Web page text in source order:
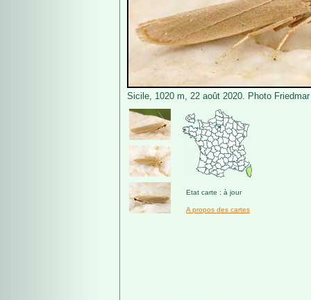
Sicile, 1020 m, 22 août 2020. Photo
Etat carte : à jour
A propos des cartes